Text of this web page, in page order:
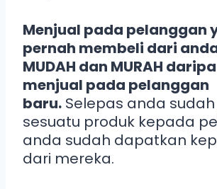
Menjual pada pelanggan
pernah membeli dari
MUDAH dan MURAH
menjual pada pelanggan
baru. Selepas anda
sesuatu produk kepada
anda sudah dapatkan
dari mereka.